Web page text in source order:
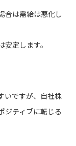
合は需給は悪化し
定します。
いですが、自社株
ジティブに転じる